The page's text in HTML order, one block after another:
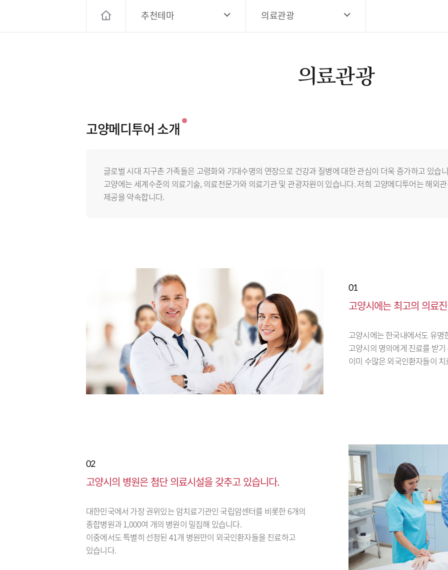
추천테마 의료관광
의료관광
고양메디투어 소개
글로벌 시대 지구촌 가족들은 고령화와 기대수명의 연장으로 건강과 질병에 대한 관심이 더욱 증가하고 있습
고양에는 세계수준의 의료기술, 의료전문가와 의료기관 및 관광자원이 있습니다. 저희 고양메디투어는 해외
제공을 약속합니다.
01
고양시에는 최고의 의료
고양시에는 한국내에서도 유명
고양시의 명의에게 진료를 받
이미 수많은 외국인환자들이
02
고양시의 병원은 첨단 의료시설을 갖추고 있습니다.
대한민국에서 가장 권위있는 암치료기관인 국립암센터를 비롯한 6개의
종합병원과 1,000여 개의 병원이 밀집해 있습니다.
이중에서도 특별히 선정된 41개 병원만이 외국인환자들을 진료하고
있습니다.